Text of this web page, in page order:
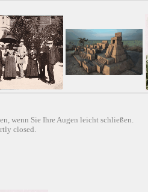
wenn Sie Ihre Augen leicht schließen.
closed.